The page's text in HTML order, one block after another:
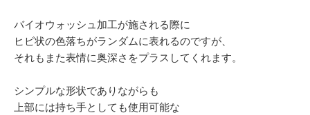
バイオウォッシュ加工が施される際に
ヒビ状の色落ちがランダムに表れるのですが、
それもまた表情に奥深さをプラスしてくれます。
シンプルな形状でありながらも
上部には持ち手としても使用可能な